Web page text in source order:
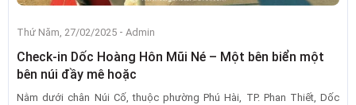
Thứ Năm, 27/02/2025 - Admin
Check-in Dốc Hoàng Hôn Mũi Né – Một bên biển một
bên núi đầy mê hoặc
Nằm dưới chân Núi Cố, thuộc phường Phú Hài, TP. Phan Thiết, Dốc